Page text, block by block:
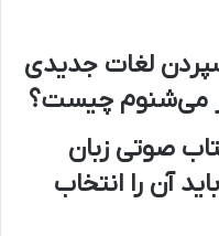
لغات جدیدی
می‌شنوم چیست؟
صوتی زبان
آن را انتخاب